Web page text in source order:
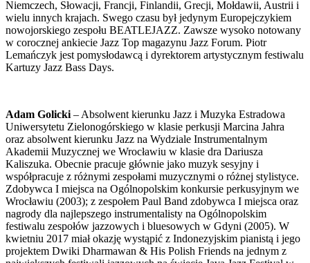
Niemczech, Słowacji, Francji, Finlandii, Grecji, Mołdawii, Austrii i
wielu innych krajach. Swego czasu był jedynym Europejczykiem
nowojorskiego zespołu BEATLEJAZZ. Zawsze wysoko notowany
w corocznej ankiecie Jazz Top magazynu Jazz Forum. Piotr
Lemańczyk jest pomysłodawcą i dyrektorem artystycznym festiwalu
Kartuzy Jazz Bass Days.
Adam Golicki – Absolwent kierunku Jazz i Muzyka Estradowa
Uniwersytetu Zielonogórskiego w klasie perkusji Marcina Jahra
oraz absolwent kierunku Jazz na Wydziale Instrumentalnym
Akademii Muzycznej we Wrocławiu w klasie dra Dariusza
Kaliszuka. Obecnie pracuje głównie jako muzyk sesyjny i
współpracuje z różnymi zespołami muzycznymi o różnej stylistyce.
Zdobywca I miejsca na Ogólnopolskim konkursie perkusyjnym we
Wrocławiu (2003); z zespołem Paul Band zdobywca I miejsca oraz
nagrody dla najlepszego instrumentalisty na Ogólnopolskim
festiwalu zespołów jazzowych i bluesowych w Gdyni (2005). W
kwietniu 2017 miał okazję wystąpić z Indonezyjskim pianistą i jego
projektem Dwiki Dharmawan & His Polish Friends na jednym z